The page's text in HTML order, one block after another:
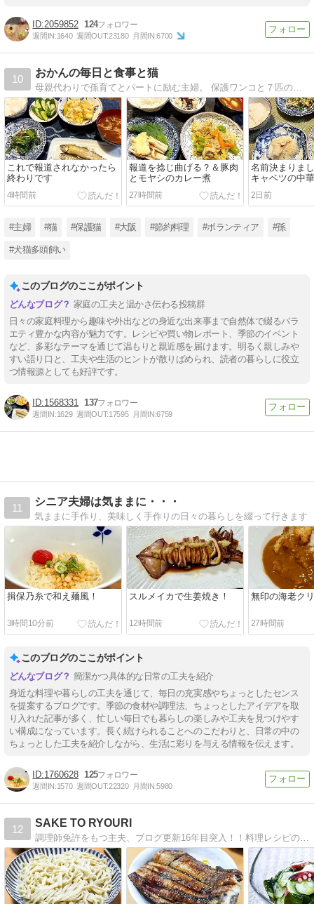
2059852 124
週間IN:1640 週間OUT:23180 月間IN:6700
10
おかんの毎日と食事と猫
母親代わりで孫育てとパートに励む主婦。 保護ワンコと７匹の保護ニャンコ。猫の保護活動で毎日ドタバタ。 でも家族の健康のため毎日栄養たっぷりな節約料理を作ります。
これで報道されなかったら
終わりです
4時間前
報道を捻じ曲げる？＆豚肉
とモヤシのカレー煮
27時間前
名前決まりま
キャベツの中
2日前
#主婦 #猫 #保護猫 #大阪 #節約料理 #ボランティア #孫
#犬猫多頭飼い
このブログのここがポイント
家庭の工夫と温かさ伝わる投稿群
日々の家庭料理から趣味や外出などの身近な出来事まで自然体で綴るバラ
エティ豊かな内容が魅力です。レシピや買い物レポート、季節のイベント
など、多彩なテーマを通じて温もりと親近感を届けます。明るく親しみや
すい語り口と、工夫や生活のヒントが散りばめられ、読者の暮らしに役立
つ情報源としても好評です。
1568331 137
週間IN:1629 週間OUT:17595 月間IN:6759
11
シニア夫婦は気ままに・・・
気ままに手作り、美味しく手作りの日々の暮らしを綴って行きます
揖保乃糸で和え麺風！
3時間10分前
スルメイカで生姜焼き！
12時間前
無印の海老ク
27時間前
このブログのここがポイント
簡潔かつ具体的な日常の工夫を紹介
身近な料理や暮らしの工夫を通じて、毎日の充実感やちょっとしたセンス
を提案するブログです。季節の食材や調理法、ちょっとしたアイデアを取
り入れた記事が多く、忙しい毎日でも暮らしの楽しみや工夫を見つけやす
い構成になっています。長く続けられることへのこだわりと、日常の中の
ちょっとした工夫を紹介しながら、生活に彩りを与える情報を伝えます。
1760628 125
週間IN:1570 週間OUT:22320 月間IN:5980
12
SAKE TO RYOURI
調理師免許をもつ主夫、ブログ更新16年目突入！！料理レシピの紹介「楽しく作って楽しく食べる」、男が喜ぶレシピ満載ですよ！！